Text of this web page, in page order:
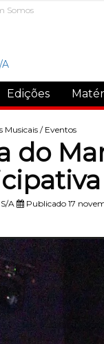
Somos
Edições
Musicais/ Eventos
do
A Publicado 17